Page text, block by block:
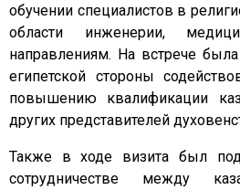
обучении специалистов в
области инженерии,
направлениям. На встрече
египетской стороны
повышению квалификации
других представителей
Также в ходе визита был
сотрудничестве между